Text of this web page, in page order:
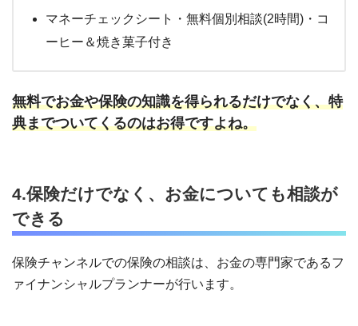
マネーチェックシート・無料個別相談(2時間)・コ
ーヒー＆焼き菓子付き
無料でお金や保険の知識を得られるだけでなく、特
典までついてくるのはお得ですよね。
4.保険だけでなく、お金についても相談が
できる
保険チャンネルでの保険の相談は、お金の専門家であるフ
ァイナンシャルプランナーが行います。